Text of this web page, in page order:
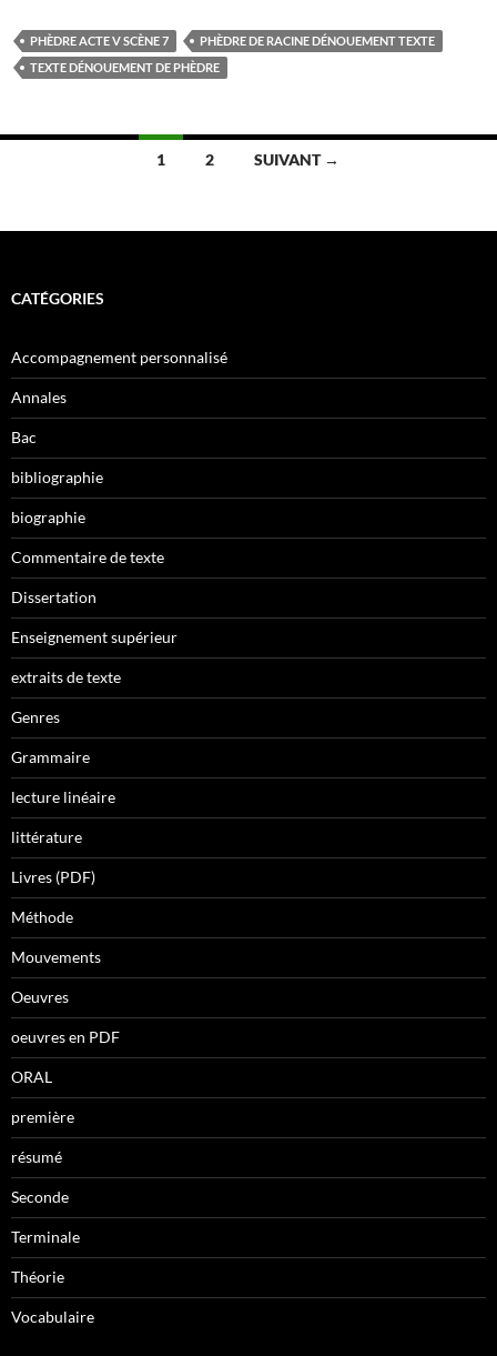
PHÈDRE ACTE V SCÈNE 7
PHÈDRE DE RACINE DÉNOUEMENT TEXTE
TEXTE DÉNOUEMENT DE PHÈDRE
articles
1 2 SUIVANT →
CATÉGORIES
Accompagnement personnalisé
Annales
Bac
bibliographie
biographie
Commentaire de texte
Dissertation
Enseignement supérieur
extraits de texte
Genres
Grammaire
lecture linéaire
littérature
Livres (PDF)
Méthode
Mouvements
Oeuvres
oeuvres en PDF
ORAL
première
résumé
Seconde
Terminale
Théorie
Vocabulaire